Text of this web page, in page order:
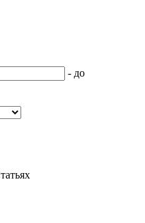
- до